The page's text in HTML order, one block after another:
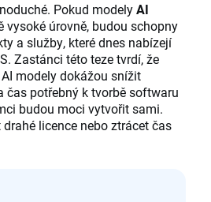
Pokud modelyAI
vysoké úrovně, budou schopny
a služby, které dnes nabízejí
Zastánci této teze tvrdí, že
modely dokážou snížit
čas potřebný k tvorbě softwaru
budou moci vytvořit sami.
licence nebo ztrácet čas